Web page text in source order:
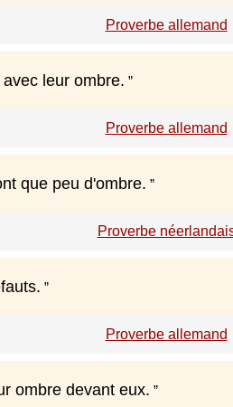
Proverbe allemand
leur ombre.
Proverbe allemand
que peu d'ombre.
Proverbe
Proverbe allemand
ombre devant eux.